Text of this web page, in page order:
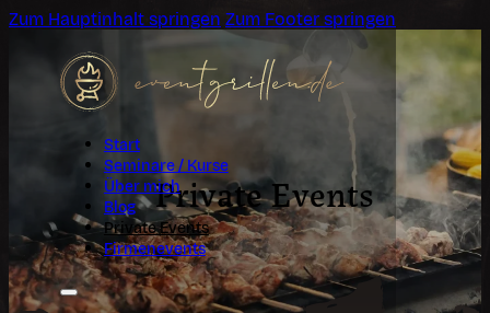
Zum Hauptinhalt springen Zum Footer springen
Start
Seminare / Kurse
Über mich
Blog
Private Events
Firmenevents
Private Events